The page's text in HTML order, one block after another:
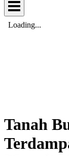
Tanah